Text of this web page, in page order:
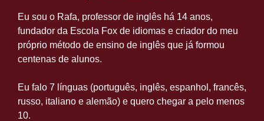
Eu sou o Rafa, professor de inglês há 14 anos,
fundador da Escola Fox de idiomas e criador do meu
próprio método de ensino de inglês que já formou
centenas de alunos.
Eu falo 7 línguas (português, inglês, espanhol, francês,
russo, italiano e alemão) e quero chegar a pelo menos
10.